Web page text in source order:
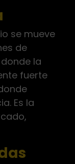
se mueve
de
la
fuerte
Es la